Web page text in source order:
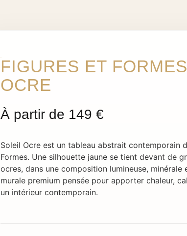
FIGURES ET
OCRE
Soleil Ocre est un tableau abstrait contemporain
Formes. Une silhouette jaune se tient devant de
ocres, dans une composition lumineuse,
murale premium pensée pour apporter chaleur,
un intérieur contemporain.